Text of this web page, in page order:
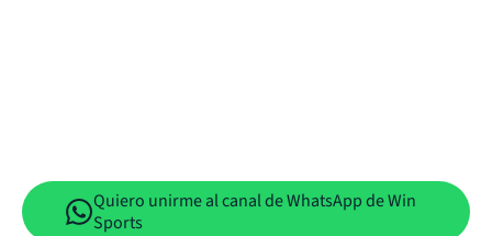
Quiero unirme al canal de WhatsApp de Win
Sports